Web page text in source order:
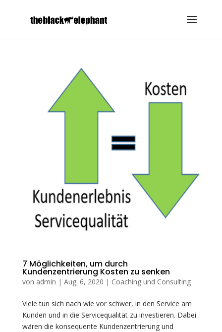
7 Möglichkeiten, um durch
Kundenzentrierung Kosten zu senken
von admin | Aug. 6, 2020 | Coaching und Consulting
Viele tun sich nach wie vor schwer, in den Service am
Kunden und in die Servicequalität zu investieren. Dabei
wären die konsequente Kundenzentrierung und